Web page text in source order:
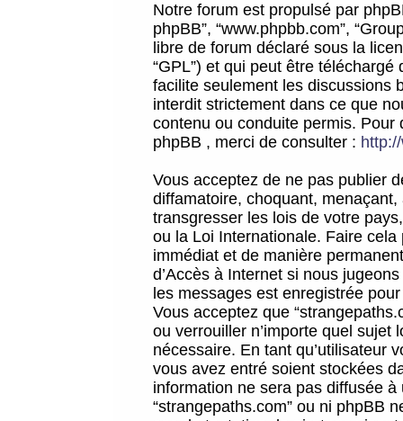
Notre forum est propulsé par
phpBB”, “www.phpbb.com”,
libre de forum déclaré sous la
“GPL”) et qui peut être téléchargé
facilite seulement les discussions
interdit strictement dans ce que
contenu ou conduite permis.
phpBB , merci de consulter :
Vous acceptez de ne pas publier
diffamatoire, choquant,
transgresser les lois de votre
ou la Loi Internationale. Faire
immédiat et de manière
d’Accès à Internet si nous
les messages est enregistrée
Vous acceptez que
ou verrouiller n’importe quel sujet
nécessaire. En tant qu’utilisateur
vous avez entré soient stockées
information ne sera pas diffusée
“strangepaths.com” ou ni phpBB